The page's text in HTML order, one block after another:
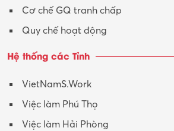
Cơ chế GQ tranh chấp
Quy chế hoạt động
Hệ thống các Tỉnh
VietNamS.Work
Việc làm Phú Thọ
Việc làm Hải Phòng